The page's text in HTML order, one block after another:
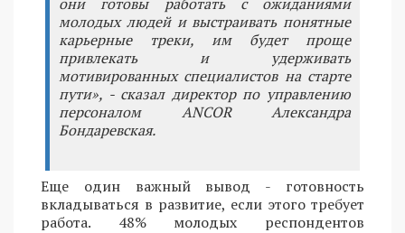
молодых людей и выстраивать понятные
карьерные треки, им будет проще
привлекать и удерживать
мотивированных специалистов на старте
пути», - сказал директор по управлению
персоналом ANCOR Александра
Бондаревская.
Еще один важный вывод - готовность
вкладываться в развитие, если этого требует
работа. 48% молодых респондентов